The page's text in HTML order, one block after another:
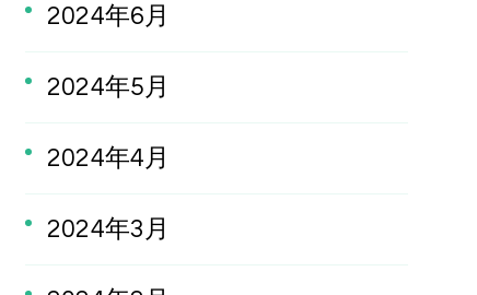
2024年6月
2024年5月
2024年4月
2024年3月